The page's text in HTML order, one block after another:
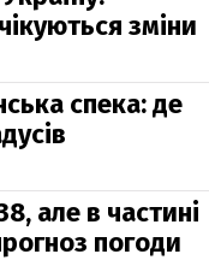
зміни
спека: де
але в частині
погоди